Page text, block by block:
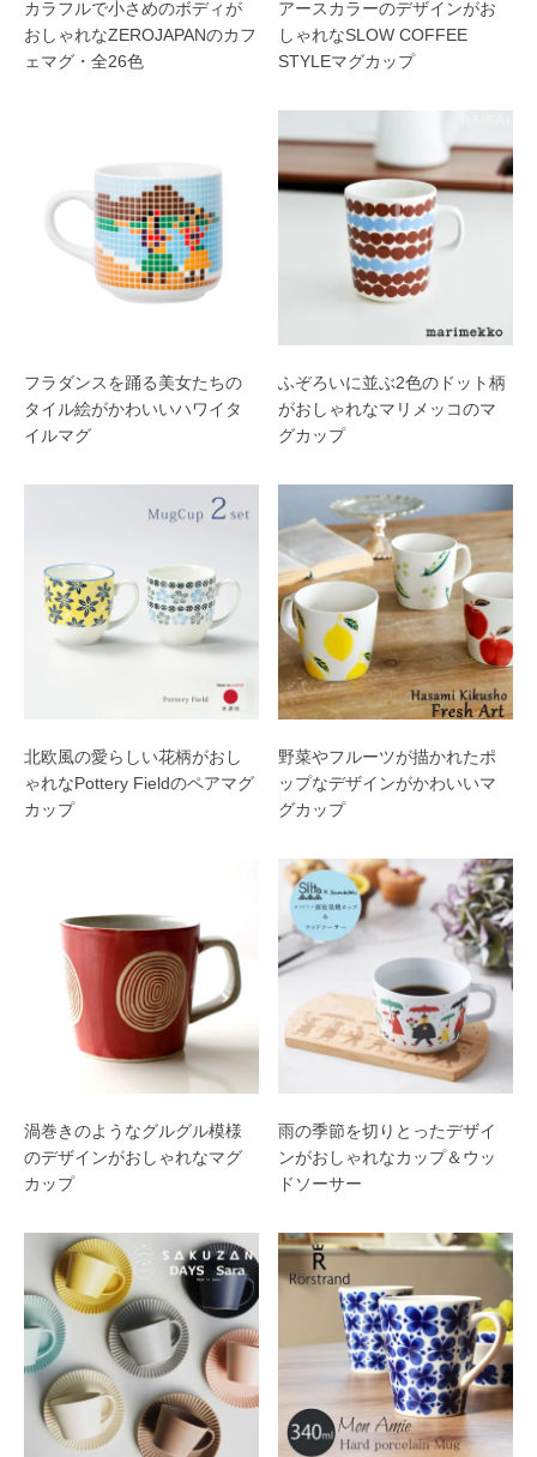
カラフルで小さめのボディが
おしゃれなZEROJAPANのカフ
ェマグ・全26色
アースカラーのデザインがお
しゃれなSLOW COFFEE
STYLEマグカップ
フラダンスを踊る美女たちの
タイル絵がかわいいハワイタ
イルマグ
ふぞろいに並ぶ2色のドット柄
がおしゃれなマリメッコのマ
グカップ
北欧風の愛らしい花柄がおし
ゃれなPottery Fieldのペアマグ
カップ
野菜やフルーツが描かれたポ
ップなデザインがかわいいマ
グカップ
渦巻きのようなグルグル模様
のデザインがおしゃれなマグ
カップ
雨の季節を切りとったデザイ
ンがおしゃれなカップ＆ウッ
ドソーサー